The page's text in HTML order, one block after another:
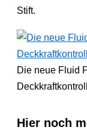
Stift.
Die neue Fluid
Hier noch